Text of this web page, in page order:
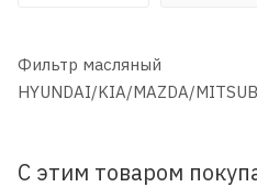
Фильтр масляный
HYUNDAI/KIA/MAZDA/
С этим товаром